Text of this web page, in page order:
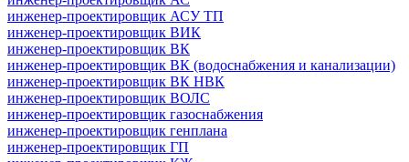
инженер-проектировщик АСУ ТП
инженер-проектировщик ВИК
инженер-проектировщик ВК
инженер-проектировщик ВК (водоснабжения и канализации)
инженер-проектировщик ВК НВК
инженер-проектировщик ВОЛС
инженер-проектировщик газоснабжения
инженер-проектировщик генплана
инженер-проектировщик ГП